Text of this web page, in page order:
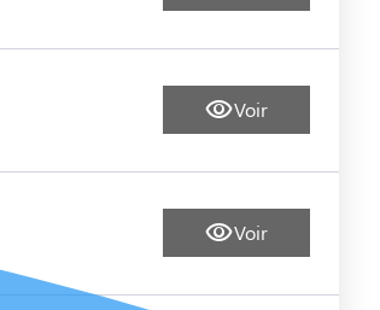
Voir
Voir